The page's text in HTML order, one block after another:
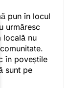
pun în locul
urmăresc
locală nu
în poveștile
sunt pe